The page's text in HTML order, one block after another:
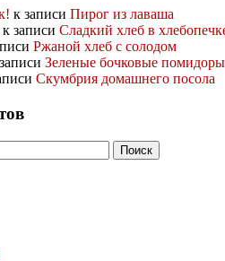
к записи Пирог из лаваша
к записи Сладкий хлеб в
Ржаной хлеб с солодом
Зеленые бочковые помидоры
Скумбрия домашнего посола